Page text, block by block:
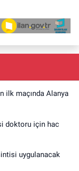
ilk maçında Alanya
doktoru için hac
uygulanacak